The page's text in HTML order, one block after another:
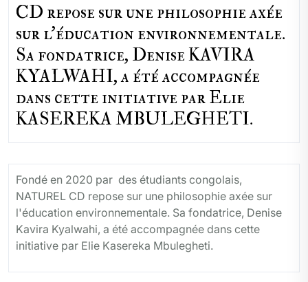
CD repose sur une philosophie axée
sur l'éducation environnementale.
Sa fondatrice, Denise KAVIRA
KYALWAHI, a été accompagnée
dans cette initiative par Elie
KASEREKA MBULEGHETI.
Fondé en 2020 par des étudiants congolais,
NATUREL CD repose sur une philosophie axée sur
l'éducation environnementale. Sa fondatrice, Denise
Kavira Kyalwahi, a été accompagnée dans cette
initiative par Elie Kasereka Mbulegheti.